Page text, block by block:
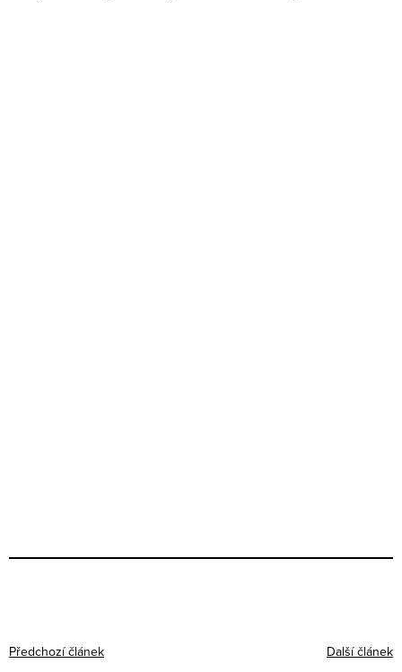
Předchozí článek Další článek